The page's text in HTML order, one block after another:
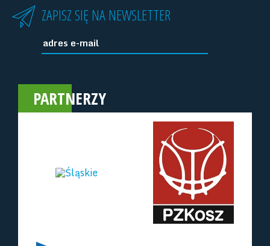
ZAPISZ SIĘ NA NEWSLETTER
PARTNERZY